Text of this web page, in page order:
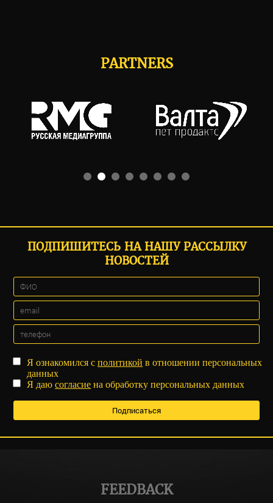
PARTNERS
ПОДПИШИТЕСЬ НА НАШУ РАССЫЛКУ
НОВОСТЕЙ
Я ознакомился сполитикой в отношении персональных
данных
Я даюсогласие на обработку персональных данных
FEEDBACK